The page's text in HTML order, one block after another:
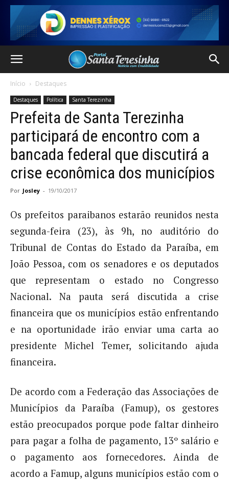
Início Destaques
Destaques Política Santa Terezinha
Prefeita de Santa Terezinha
participará de encontro com a
bancada federal que discutirá a
crise econômica dos municípios
Por Josley - 19/10/2017
Os prefeitos paraibanos estarão reunidos nesta
segunda-feira (23), às 9h, no auditório do
Tribunal de Contas do Estado da Paraíba, em
João Pessoa, com os senadores e os deputados
que representam o estado no Congresso
Nacional. Na pauta será discutida a crise
financeira que os municípios estão enfrentando
e na oportunidade irão enviar uma carta ao
presidente Michel Temer, solicitando ajuda
financeira.
De acordo com a Federação das Associações de
Municípios da Paraíba (Famup), os gestores
estão preocupados porque pode faltar dinheiro
para pagar a folha de pagamento, 13º salário e
o pagamento aos fornecedores. Ainda de
acordo a Famup, alguns municípios estão com o